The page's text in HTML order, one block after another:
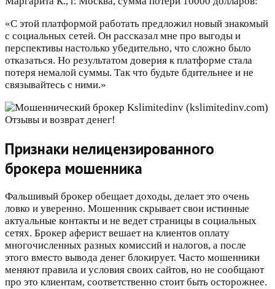
«С этой платформой работать предложил новый знакомый
с социальных сетей. Он рассказал мне про выгоды и
перспективы настолько убедительно, что сложно было
отказаться. Но результатом доверия к платформе стала
потеря немалой суммы. Так что будьте бдительнее и не
связывайтесь с ними.»
Признаки нелицензированного
брокера мошенника
Фальшивый брокер обещает доходы, делает это очень
ловко и уверенно. Мошенник скрывает свои истинные
актуальные контакты и не ведет страницы в социальных
сетях. Брокер аферист вешает на клиентов оплату
многочисленных разных комиссий и налогов, а после
этого вместо вывода денег блокирует. Часто мошенники
меняют правила и условия своих сайтов, но не сообщают
про это клиентам, соответственно стоит быть осторожнее.